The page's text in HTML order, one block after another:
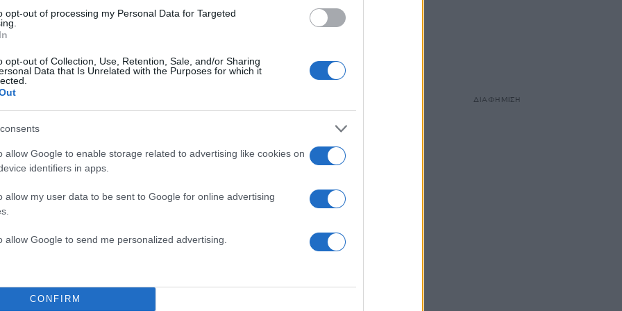
opt-out of processing my Personal Data for Targeted
opt-out of Collection, Use, Retention, Sale, and/or Sharing
Data that Is Unrelated with the Purposes for which it
allow Google to enable storage related to advertising like cookies on
identifiers in apps.
allow my user data to be sent to Google for online advertising
allow Google to send me personalized advertising.
CONFIRM
πριν και μετά το δελτίο ειδήσεων, οπότε δεν έχουν ανάγκη
Αδερφό». Βέβαια, επειδή οι σειρές θα ολοκληρώνονται
τα γυρίσματα του Greece’s Next Top Model, αλλά
συνεχίζονται κι οι επαφές της ΕΡΤ με τη Μπέττυ Μαγγίρα. Η
δημόσιας τηλεόρασης να παρουσιάσει βραδινό σόου δεν
για το τι θα κάνουν τη νέα χρονιά και αν θα συνεχίσουν τη
με την παρουσιάστρια μετά το τέλος του ριάλιτι μόδας.
η Μαγγίρα προχωρήσει σε συμφωνία με τη δημόσια
τότε στο ραδιομέγαρο θα πρέπει να περιμένουν να
η προβολή του GNTM, οπότε, αν προχωρήσει η
ΔΙΑΦΗΜΙΣΗ